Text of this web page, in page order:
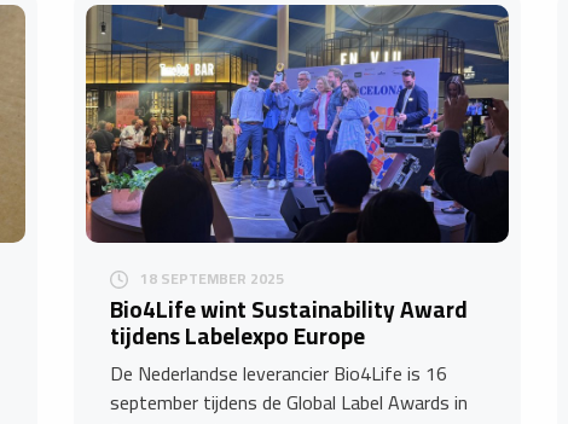
18 SEPTEMBER 2025
​Bio4Life wint Sustainability Award
tijdens Labelexpo Europe
De Nederlandse leverancier Bio4Life is 16
september tijdens de Global Label Awards in